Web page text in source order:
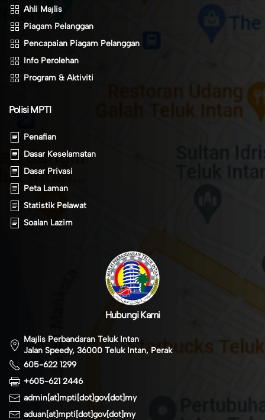
Ahli Majlis
Piagam Pelanggan
Pencapaian Piagam Pelanggan
Info Perolehan
Program & Aktiviti
Polisi MPTI
Penafian
Dasar Keselamatan
Dasar Privasi
Peta Laman
Statistik Pelawat
Soalan Lazim
Hubungi Kami
Majlis Perbandaran Teluk Intan
Jalan Speedy, 36000 Teluk Intan, Perak
605-622 1299
+605-621 2446
admin[at]mpti[dot]gov[dot]my
aduan[at]mpti[dot]gov[dot]my